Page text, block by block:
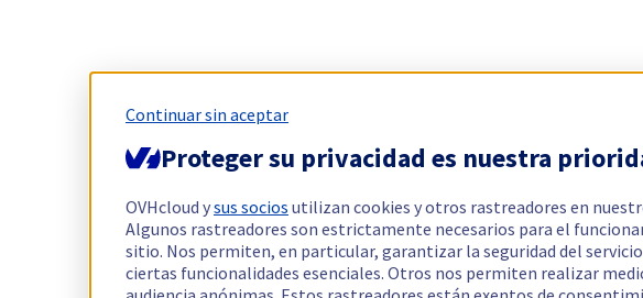
Continuar sin aceptar
Proteger su privacidad es nuestra
OVHcloud ysus socios utilizan cookies y otros rastreadores en
Algunos rastreadores son estrictamente necesarios para el
sitio. Nos permiten, en particular, garantizar la seguridad del
ciertas funcionalidades esenciales. Otros nos permiten realizar